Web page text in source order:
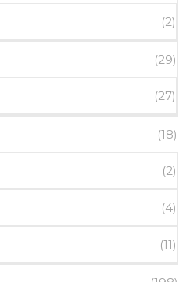
(2)
(29)
(27)
(18)
(2)
(4)
(11)